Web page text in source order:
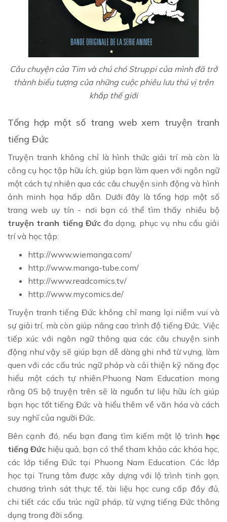
Câu chuyện của Tim và chú chó Struppi của mình đã trở
thành biểu tượng của những cuộc phiêu lưu thú vị trên
khắp thế giới
Tổng hợp một số trang web xem truyện tranh
tiếng Đức
Truyện tranh không chỉ là hình thức giải trí mà còn là
công cụ học tập hữu ích, giúp bạn làm quen với ngôn ngữ
một cách tự nhiên qua các câu chuyện sinh động và hình
ảnh minh họa hấp dẫn. Dưới đây là tổng hợp một số
trang web uy tín - nơi bạn có thể tìm thấy nhiều bộ
truyện tranh tiếng Đứcđa dạng, phục vụ nhu cầu giải
trí và học tập:
http://www.wiemanga.com/
http://www.manga-tube.com/
http://www.readcomics.tv/
http://www.mycomics.de/
Truyện tranh tiếng Đức không chỉ mang lại niềm vui và
sự giải trí, mà còn giúp nâng cao trình độ tiếng Đức. Việc
tiếp xúc với ngôn ngữ thông qua các câu chuyện sinh
động như vậy sẽ giúp bạn dễ dàng ghi nhớ từ vựng, làm
quen với các cấu trúc ngữ pháp và cải thiện kỹ năng đọc
hiểu một cách tự nhiên.Phuong Nam Education mong
rằng 05 bộ truyện trên sẽ là nguồn tư liệu hữu ích giúp
bạn học tốt tiếng Đức và hiểu thêm về văn hóa và cách
suy nghĩ của người Đức.
Bên cạnh đó, nếu bạn đang tìm kiếm một lộ trình học
tiếng Đức hiệu quả, bạn có thể tham khảo các khóa học,
các lớp tiếng Đức tại Phuong Nam Education. Các lớp
học tại Trung tâm được xây dựng với lộ trình tinh gọn,
chương trình sát thực tế, tài liệu học cung cấp đầy đủ,
chi tiết các cấu trúc ngữ pháp, từ vựng tiếng Đức thông
dụng trong đời sống.